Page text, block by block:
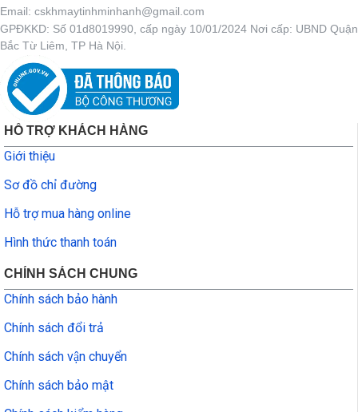
Email: cskhmaytinhminhanh@gmail.com
GPĐKKD: Số 01d8019990, cấp ngày 10/01/2024 Nơi cấp: UBND Quận
Bắc Từ Liêm, TP Hà Nội.
HỖ TRỢ KHÁCH HÀNG
Giới thiệu
Sơ đồ chỉ đường
Hỗ trợ mua hàng online
Hình thức thanh toán
CHÍNH SÁCH CHUNG
Chính sách bảo hành
Chính sách đổi trả
Chính sách vận chuyển
Chính sách bảo mật